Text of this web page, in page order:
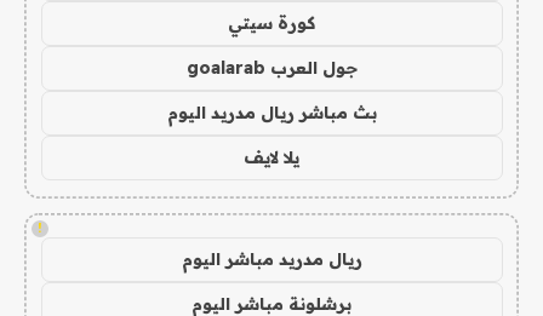
كورة سيتي
جول العرب goalarab
بث مباشر ريال مدريد اليوم
يلا لايف
!
ريال مدريد مباشر اليوم
برشلونة مباشر اليوم